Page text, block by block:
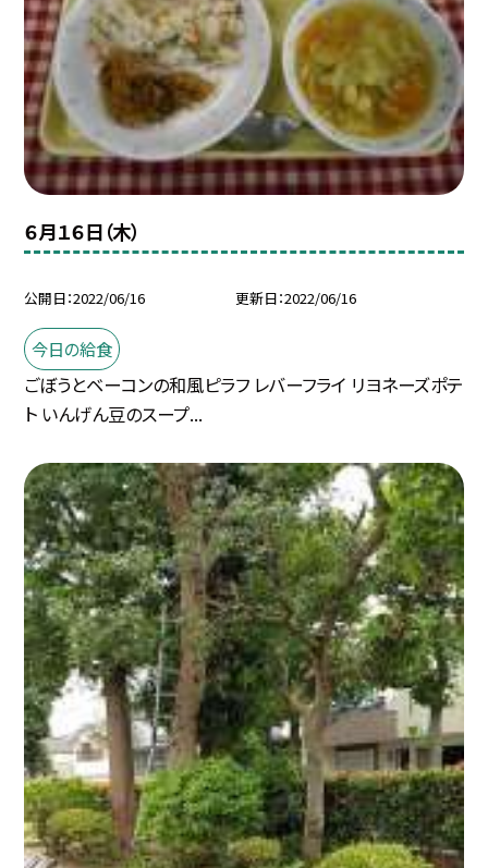
６月１６日（木）
公開日 2022/06/16 更新日 2022/06/16
今日の給食
ごぼうとベーコンの和風ピラフ レバーフライ リヨネーズポテ
ト いんげん豆のスープ...